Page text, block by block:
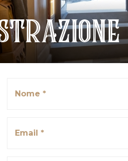
Nome *
Email *